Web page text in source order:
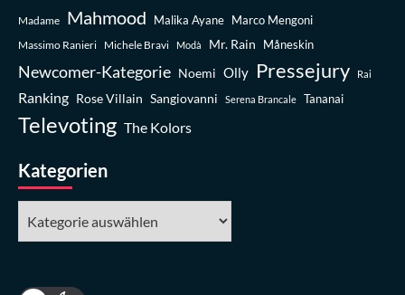
Madame Mahmood Malika Ayane Marco Mengoni
Massimo Ranieri Michele Bravi Modà Mr. Rain Måneskin
Newcomer-Kategorie Noemi Olly Pressejury Rai
Ranking Rose Villain Sangiovanni Serena Brancale Tananai
Televoting The Kolors
Kategorien